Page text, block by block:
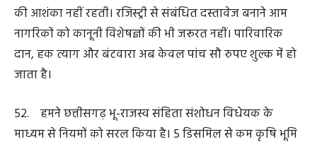
57. स्थानीय निकायों में हुए निर्वाचन के पश्चात अब प्रदेश के
विकास को तीसरा इंजन भी मिल गया है। जनाकांक्षाएं तेजी से पूरी
हो रही हैं। ग्रामीण विकास के लिए नई सोच के साथ काम हो रहा
है। नगरीय निकायों की सूरत संवारने मुख्यमंत्री नगरोत्थान योजना
के कार्य स्वीकृत किये गये हैं। इनमें आक्सीजोन, बस टर्मिनल,
बायपास, आडिटोरियम निर्माण जैसे काम शामिल हैं।